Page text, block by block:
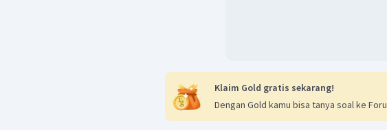
Klaim Gold gratis sekarang!
Dengan Gold kamu bisa tanya soal ke